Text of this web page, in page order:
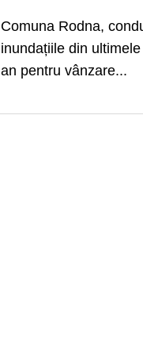
Comuna Rodna,
inundațiile din
an pentru vânzare...